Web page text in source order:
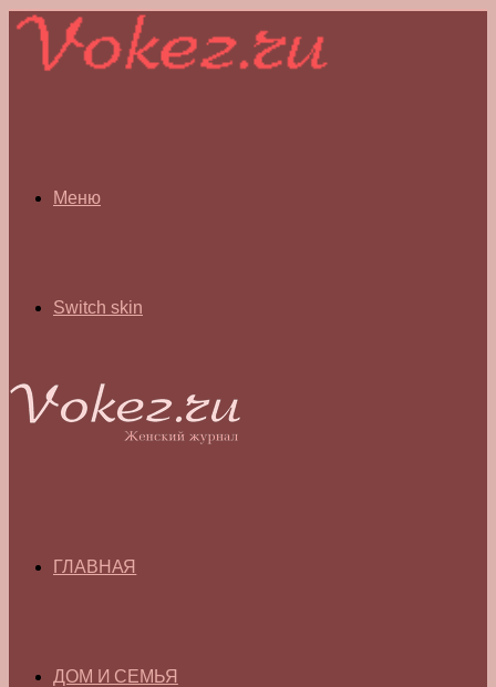
Меню
Switch skin
ГЛАВНАЯ
ДОМ И СЕМЬЯ